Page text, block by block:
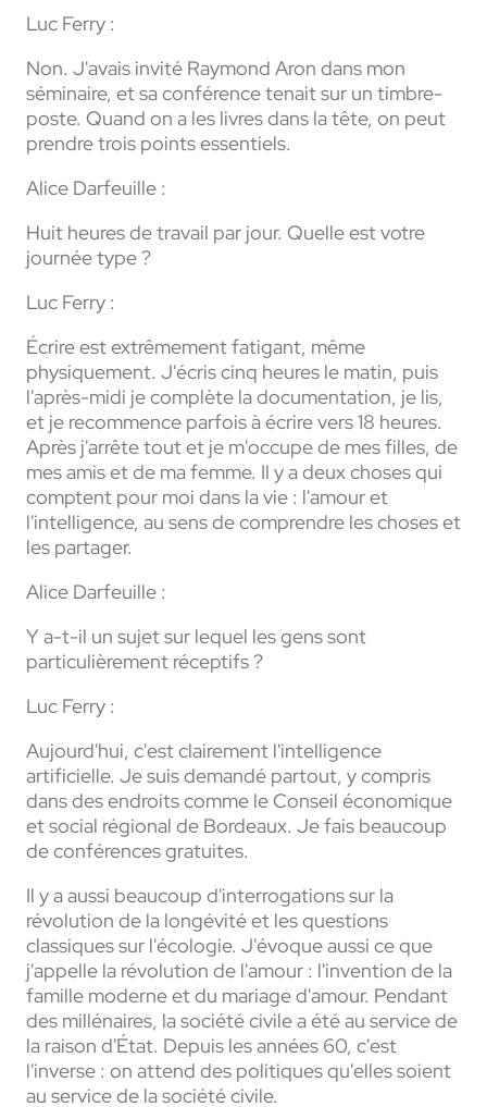
Luc Ferry :
Non. J'avais invité Raymond Aron dans mon
séminaire, et sa conférence tenait sur un timbre-
poste. Quand on a les livres dans la tête, on peut
prendre trois points essentiels.
Alice Darfeuille :
Huit heures de travail par jour. Quelle est votre
journée type ?
Luc Ferry :
Écrire est extrêmement fatigant, même
physiquement. J'écris cinq heures le matin, puis
l'après-midi je complète la documentation, je lis,
et je recommence parfois à écrire vers 18 heures.
Après j'arrête tout et je m'occupe de mes filles, de
mes amis et de ma femme. Il y a deux choses qui
comptent pour moi dans la vie : l'amour et
l'intelligence, au sens de comprendre les choses et
les partager.
Alice Darfeuille :
Y a-t-il un sujet sur lequel les gens sont
particulièrement réceptifs ?
Luc Ferry :
Aujourd'hui, c'est clairement l'intelligence
artificielle. Je suis demandé partout, y compris
dans des endroits comme le Conseil économique
et social régional de Bordeaux. Je fais beaucoup
de conférences gratuites.
Il y a aussi beaucoup d'interrogations sur la
révolution de la longévité et les questions
classiques sur l'écologie. J'évoque aussi ce que
j'appelle la révolution de l'amour : l'invention de la
famille moderne et du mariage d'amour. Pendant
des millénaires, la société civile a été au service de
la raison d'État. Depuis les années 60, c'est
l'inverse : on attend des politiques qu'elles soient
au service de la société civile.